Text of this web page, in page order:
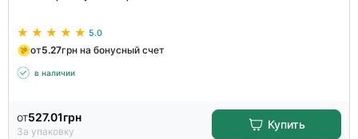
5.0
от5.27грн на бонусный счет
в наличии
от527.01грн
За упаковку
Купить